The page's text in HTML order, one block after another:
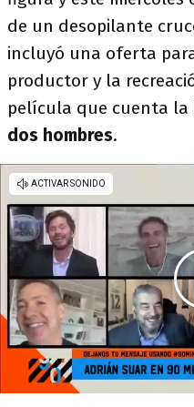
de un desopilante
incluyó una oferta
productor y la
película que cuenta la
dos hombres.